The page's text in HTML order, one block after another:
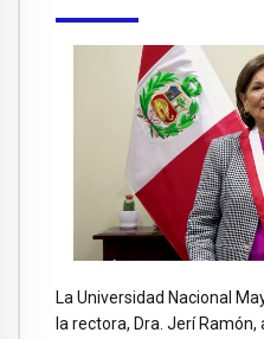
La Universidad Nacional
la rectora, Dra. Jerí